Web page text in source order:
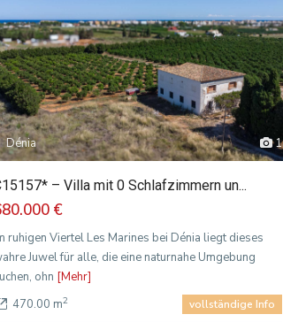
1
Dénia
– Villa mit 0 Schlafzimmern un...
€
ruhigen Viertel Les Marines bei Dénia liegt dieses
Juwel für alle, die eine naturnahe Umgebung
ohn [Mehr]
470.00 m2 vollständige Info